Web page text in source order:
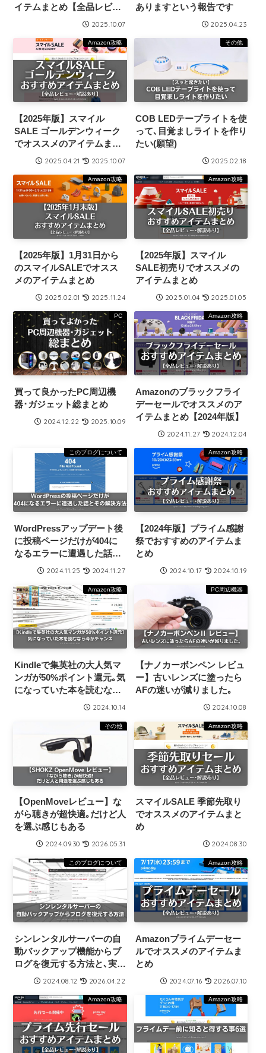
イテムまとめ【全品レビュ
2025.10.07
ありますという報告です
2025.04.23
Amazon攻略
【2025年版】スマイル
SALE ゴールデンウィーク
でオススメのアイテムまと
め【レビュー･解説付き】
2025.04.21 2025.10.07
その他
COB LEDテープライトを使
って､目覚ましライトを作り
たい(願望)
2025.02.18
Amazon攻略
【2025年版】1月31日から
のスマイルSALEでオスス
メのアイテムまとめ
2025.02.01 2025.11.24
Amazon攻略
【2025年版】スマイル
SALE初売りでオススメの
アイテムまとめ
2025.01.04 2025.01.05
PC
買って良かったPC周辺機
器･ガジェット総まとめ
2024.12.22 2025.10.09
Amazon攻略
Amazonのブラックフライ
デーセールでオススメのア
イテムまとめ【2024年版】
2024.11.27 2024.12.04
このブログについて
WordPressアップデート後
に投稿ページだけが404に
なるエラーに遭遇した話と
その解決方法2024.11.25 2024.11.27
Amazon攻略
【2024年版】プライム感謝
祭でおすすめのアイテムま
とめ
2024.10.17 2024.10.19
Amazon攻略
Kindleで集英社の大人気マ
ンガが50%ポイント還元｡気
になっていた本を読むなら
今がチャンス【10月16日ま
2024.10.14
PC周辺機器
【ナノカーボンペン レビュ
ー】古いレンズに塗ったら
AFの迷いが減りました｡
2024.10.08
その他
【OpenMoveレビュー】な
がら聴きが超快適｡だけど人
を選ぶ感じもある
2024.09.30 2026.05.31
Amazon攻略
スマイルSALE 季節先取り
でオススメのアイテムまと
め
2024.08.30
このブログについて
シンレンタルサーバーの自
動バックアップ機能からブ
ログを復元する方法と､実際
やってみた感想
2024.08.12 2026.04.22
Amazon攻略
Amazonプライムデーセー
ルでオススメのアイテムま
とめ
2024.07.16 2026.07.10
Amazon攻略 Amazon攻略